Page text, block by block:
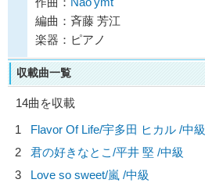
編曲：斉藤 芳江
楽器：ピアノ
収載曲一覧
14曲を収載
1
Flavor Of Life/宇多田 ヒカル /中級
2
君の好きなとこ/平井 堅 /中級
3
Love so sweet/嵐 /中級